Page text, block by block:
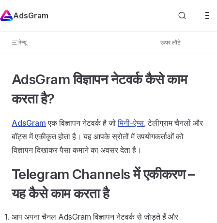
Skip to content
AdsGram
मेन्यू ऊपर लौटें
ऐप मुद्रीकरण
चैनल मुद्रीकरण
इसके बारे में
चैनलों में एकीकरण
संदर्भ
निरीक्षण
बॉट मुद्रीकरण
AdsGram विज्ञापन नेटवर्क कैसे काम
करता है?
AdsGram एक विज्ञापन नेटवर्क है जोमिनी-ऐप्स, टेलीग्राम चैनलों और
बॉट्स में एकीकृत होता है। यह आपके स्रोतों में उपयोगकर्ताओं को
विज्ञापन दिखाकर पैसा कमाने का अवसर देता है।
Telegram Channels में एकीकरण –
यह कैसे काम करता है
आप अपना चैनल AdsGram विज्ञापन नेटवर्क से जोड़ते हैं और